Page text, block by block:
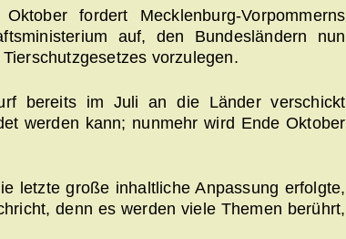
fordert Mecklenburg-Vorpommerns
auf, den Bundesländern nun
vorzulegen.
bereits im Juli an die Länder verschickt
werden kann; nunmehr wird Ende Oktober
letzte große inhaltliche Anpassung erfolgte,
denn es werden viele Themen berührt,